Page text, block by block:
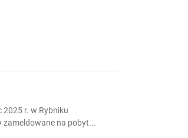
2025 r. w Rybniku
zameldowane na pobyt...